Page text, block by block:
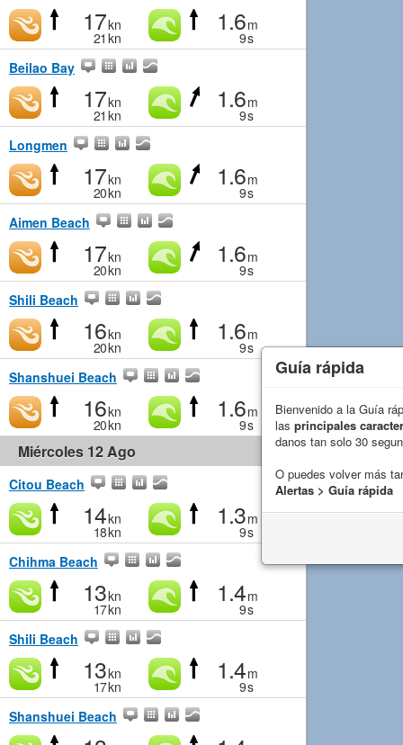
17kn
21 kn
1.6m
9s
Beilao Bay
17kn
21 kn
1.6m
9s
Longmen
17kn
20kn
1.6m
9s
Aimen Beach
17kn
20kn
1.6m
9s
Shili Beach
16kn
20kn
1.6m
9s
Shanshuei Beach
16kn
20kn
1.6m
9s
Miércoles 12 Ago
Citou Beach
14kn
18kn
1.3m
9s
Chihma Beach
13kn
17kn
1.4m
9s
Shili Beach
13kn
17kn
1.4m
9s
Shanshuei Beach
Guía rápida
Bienvenido a la Guía
las principales
danos tan solo 30
O puedes volver más
Alertas > Guía rápida